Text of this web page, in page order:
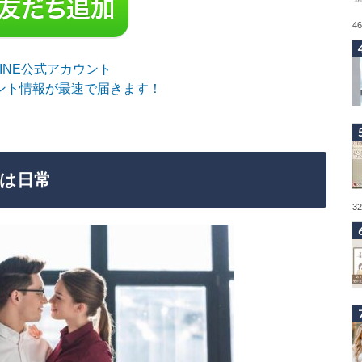
公式アカウント
情報が最速で届きます！
日常